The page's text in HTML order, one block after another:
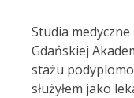
Studia
Gdańskiej
stażu
służyłem jako